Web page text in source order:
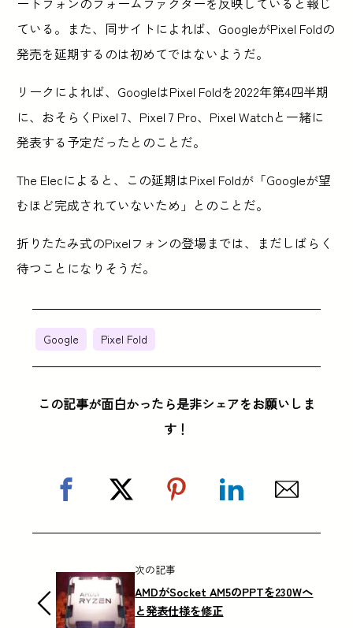
ている。また、同サイトによれば、GoogleがPixel Foldの
発売を延期するのは初めてではないようだ。
リークによれば、GoogleはPixel Foldを2022年第4四半期
に、おそらくPixel 7、Pixel 7 Pro、Pixel Watchと一緒に
発表する予定だったとのことだ。
The Elecによると、この延期はPixel Foldが「Googleが望
むほど完成されていないため」とのことだ。
折りたたみ式のPixelフォンの登場までは、まだしばらく
待つことになりそうだ。
Google Pixel Fold
この記事が面白かったら是非シェアをお願いしま
す！
次の記事
AMDがSocket AM5のPPTを230Wへ
と発表仕様を修正